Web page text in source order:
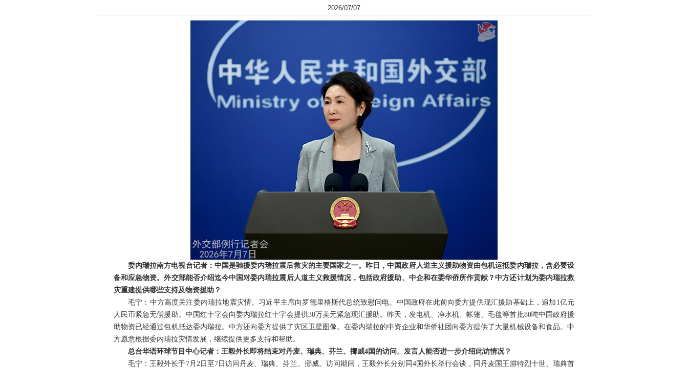
2026/07/07
委内瑞拉南方电视台记者：中国是驰援委内瑞拉震后救灾的主要国家之一。昨日，中国政府人道主义援助物资由包机运抵委内瑞拉，含必要设
备和应急物资。外交部能否介绍迄今中国对委内瑞拉震后人道主义救援情况，包括政府援助、中企和在委华侨所作贡献？中方还计划为委内瑞拉救
灾重建提供哪些支持及物资援助？
毛宁：中方高度关注委内瑞拉地震灾情。习近平主席向罗德里格斯代总统致慰问电。中国政府在此前向委方提供现汇援助基础上，追加1亿元
人民币紧急无偿援助。中国红十字会向委内瑞拉红十字会提供30万美元紧急现汇援助。昨天，发电机、净水机、帐篷、毛毯等首批80吨中国政府援
助物资已经通过包机抵达委内瑞拉。中方还向委方提供了灾区卫星图像。在委内瑞拉的中资企业和华侨社团向委方提供了大量机械设备和食品。中
方愿意根据委内瑞拉灾情发展，继续提供更多支持和帮助。
总台华语环球节目中心记者：王毅外长即将结束对丹麦、瑞典、芬兰、挪威4国的访问。发言人能否进一步介绍此访情况？
毛宁：王毅外长于7月2日至7日访问丹麦、瑞典、芬兰、挪威。访问期间，王毅外长分别同4国外长举行会谈，同丹麦国王腓特烈十世、瑞典首